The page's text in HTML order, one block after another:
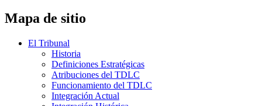
Mapa de sitio
El Tribunal
Historia
Definiciones Estratégicas
Atribuciones del TDLC
Funcionamiento del TDLC
Integración Actual